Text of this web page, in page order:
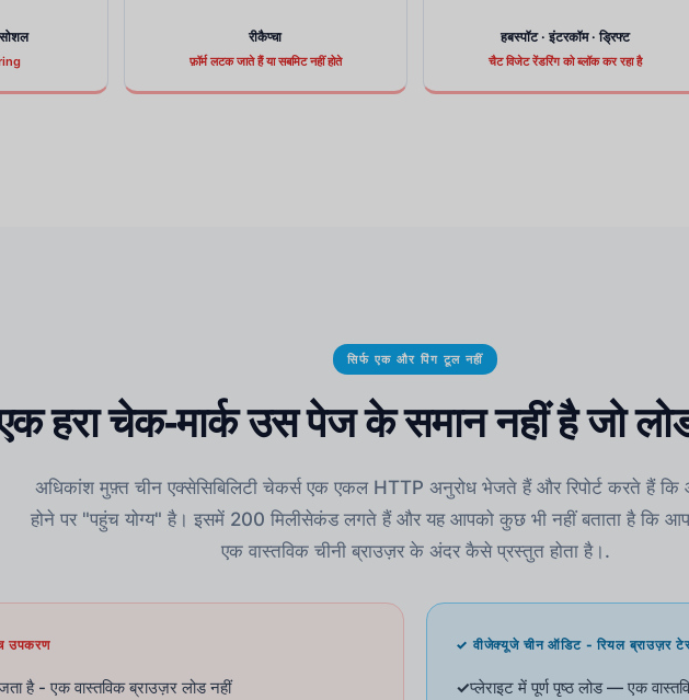
रीकैप्चा
फ़ॉर्म लटक जाते हैं या सबमिट नहीं होते
हबस्पॉट · इंटरकॉम · ड्रिफ्ट
चैट विजेट रेंडरिंग को ब्लॉक कर रहा है
सिर्फ एक और पिंग टूल नहीं
हरा चेक-मार्क उस पेज के समान नहीं है जो
अधिकांश मुफ़्त चीन एक्सेसिबिलिटी चेकर्स एक एकल HTTP अनुरोध भेजते हैं और रिपोर्ट करते हैं
होने पर "पहुंच योग्य" है। इसमें 200 मिलीसेकंड लगते हैं और यह आपको कुछ भी नहीं बताता है कि
एक वास्तविक चीनी ब्राउज़र के अंदर कैसे प्रस्तुत होता है।.
उपकरण
है - एक वास्तविक ब्राउज़र लोड नहीं
✓ वीजेक्यूजे चीन ऑडिट - रियल ब्राउज़र
✓प्लेराइट में पूर्ण पृष्ठ लोड — एक